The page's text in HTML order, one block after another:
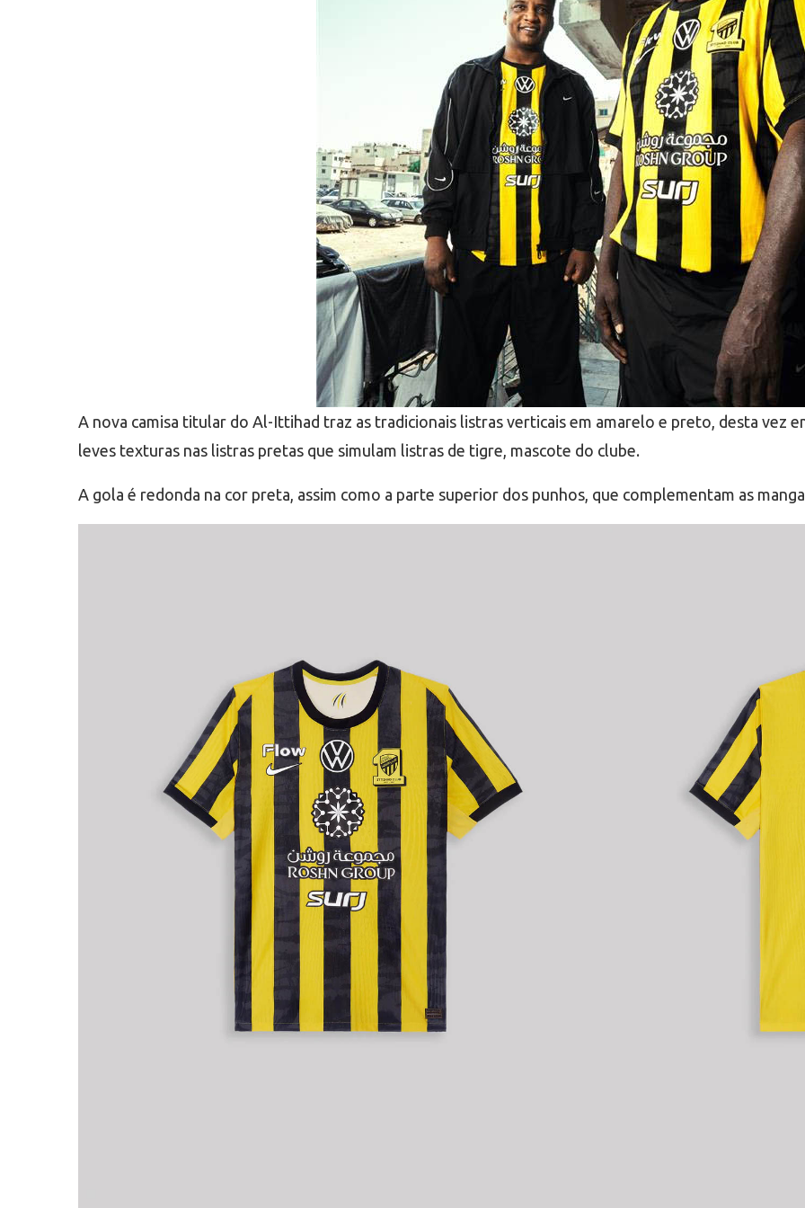
A nova camisa titular do Al-Ittihad traz as tradicionais listras verticais em amarelo e preto, desta vez
leves texturas nas listras pretas que simulam listras de tigre, mascote do clube.
A gola é redonda na cor preta, assim como a parte superior dos punhos, que complementam as